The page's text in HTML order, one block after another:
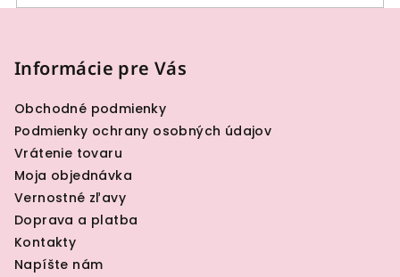
Informácie pre Vás
Obchodné podmienky
Podmienky ochrany osobných údajov
Vrátenie tovaru
Moja objednávka
Vernostné zľavy
Doprava a platba
Kontakty
Napíšte nám